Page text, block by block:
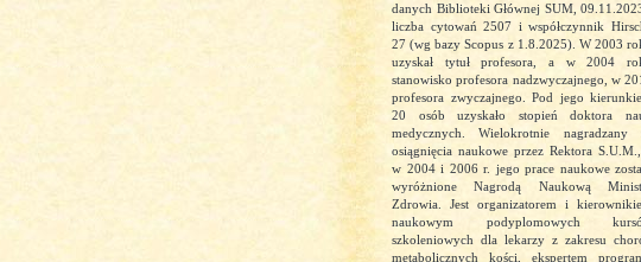
danych Biblioteki Głównej SUM,
liczba cytowań 2507 i współczynnik
27 (wg bazy Scopus z 1.8.2025). W 2003
uzyskał tytuł profesora, a w 2004
stanowisko profesora nadzwyczajnego, w
profesora zwyczajnego. Pod jego
20 osób uzyskało stopień doktora
medycznych. Wielokrotnie nagradzany
osiągnięcia naukowe przez Rektora
w 2004 i 2006 r. jego prace naukowe
wyróżnione Nagrodą Naukową
Zdrowia. Jest organizatorem i
naukowym podyplomowych
szkoleniowych dla lekarzy z zakresu
metabolicznych kości, ekspertem